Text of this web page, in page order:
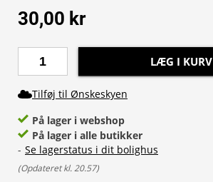
30,00 kr
LÆG I KURV
Tilføj til Ønskeskyen
På lager i webshop
På lager i alle butikker
- Se lagerstatus i dit bolighus
(Opdateret kl. 20.57)